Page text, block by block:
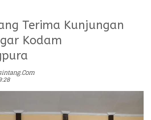
Terima Kunjungan
Kodam